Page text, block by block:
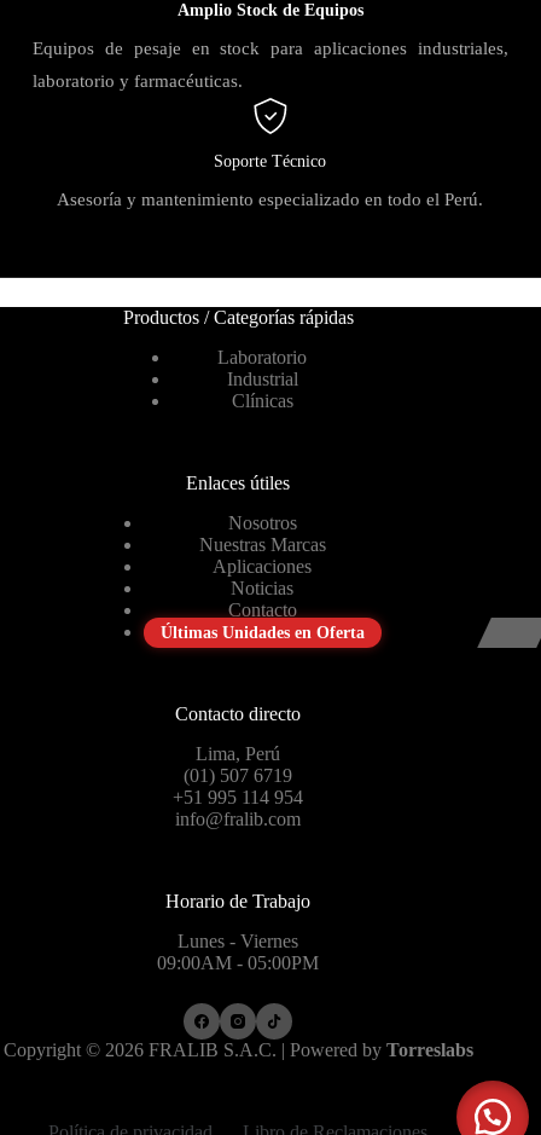
Amplio Stock de Equipos
Equipos de pesaje en stock para aplicaciones industriales,
laboratorio y farmacéuticas.
Soporte Técnico
Asesoría y mantenimiento especializado en todo el Perú.
Productos / Categorías rápidas
Laboratorio
Industrial
Clínicas
Enlaces útiles
Nosotros
Nuestras Marcas
Aplicaciones
Noticias
Contacto
Últimas Unidades en Oferta
Contacto directo
Lima, Perú
(01) 507 6719
+51 995 114 954
info@fralib.com
Horario de Trabajo
Lunes - Viernes
09:00AM - 05:00PM
Copyright © 2026 FRALIB S.A.C. | Powered by Torreslabs